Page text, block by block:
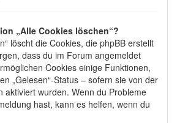
„Alle Cookies löschen“?
löscht die Cookies, die phpBB erstellt
dass du im Forum angemeldet
Cookies einige Funktionen,
„Gelesen“-Status – sofern sie von der
aktiviert wurden. Wenn du Probleme
hast, kann es helfen, wenn du